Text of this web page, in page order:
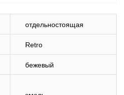
отдельностоящая
Retro
бежевый